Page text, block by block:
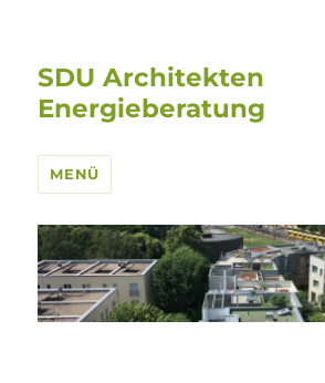
SDU Architekten
Energieberatung
MENÜ